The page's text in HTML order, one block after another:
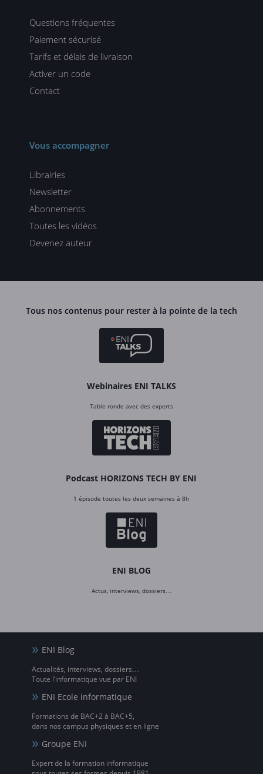
Questions fréquentes
Paiement sécurisé
Tarifs et délais de livraison
Activer un code
Contact
Vous accompagner
Librairies
Newsletter
Abonnements
Toutes les vidéos
Devenez auteur
Tous nos contenus pour rester à la pointe de la tech
Webinaires ENI TALKS
Table ronde avec des experts
Podcast HORIZONS TECH BY ENI
1 épisode toutes les deux semaines à 8h
ENI BLOG
Actus, interviews, dossiers…
ENI Blog
Actualités, interviews, dossiers…
Toute l’informatique vue par ENI
ENI Ecole informatique
Formations de BAC+2 à BAC+5,
dans nos campus physiques et en ligne
Groupe ENI
Expert de la formation informatique